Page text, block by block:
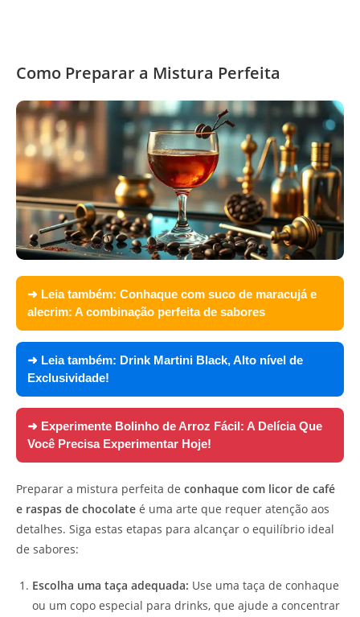
Como Preparar a Mistura Perfeita
➜ Leia também: Conhaque com suco de maracujá e
alecrim: A combinação perfeita de sabores
➜ Leia também: Drink Martini Black, Alto nível de
Exclusividade!
➜ Experimente Bolinho de Arroz Fácil: A Delícia Que
Você Precisa Experimentar Hoje!
Preparar a mistura perfeita de conhaque com licor de café
e raspas de chocolate é uma arte que requer atenção aos
detalhes. Siga estas etapas para alcançar o equilíbrio ideal
de sabores:
Escolha uma taça adequada: Use uma taça de conhaque
ou um copo especial para drinks, que ajude a concentrar